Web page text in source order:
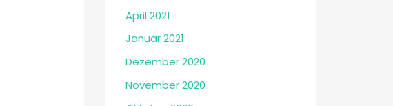
April 2021
Januar 2021
Dezember 2020
November 2020